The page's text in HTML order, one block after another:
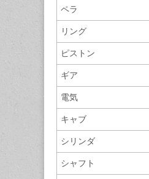
ペラ
リング
ピストン
ギア
電気
キャブ
シリンダ
シャフト